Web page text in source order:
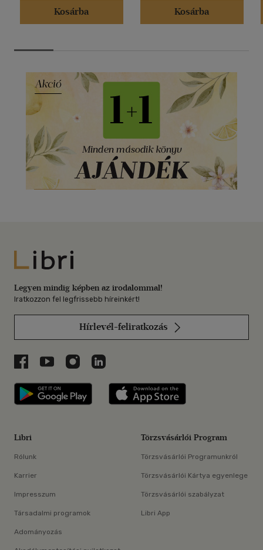
Kosárba
Kosárba
Libri
Legyen mindig képben az irodalommal!
Iratkozzon fel legfrissebb híreinkért!
Hírlevél-feliratkozás
Libri a Facebookon
Libri a Youtube-on
Libri az Instagramon
Libri a LinkedInen
Libri applikáció Szerezd meg: Google
Libri
Rólunk
Karrier
Impresszum
Társadalmi programok
Adományozás
Törzsvásárlói Program
Törzsvásárlói Programunkról
Törzsvásárlói Kártya egyenlege
Törzsvásárlói szabályzat
Libri App